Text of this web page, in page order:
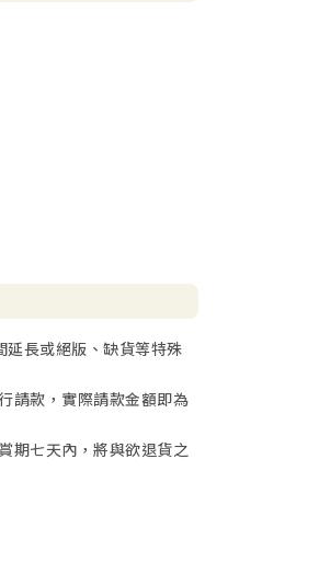
長或絕版、缺貨等特殊
請款，實際請款金額即為
期七天內，將與欲退貨之